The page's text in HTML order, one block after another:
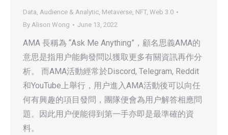
Data, Audience & Analytic, Metaverse, NFT, Web 3.0
By Alison Wong June 13, 2022
AMA 長稱為 “Ask Me Anything”，顧名思義AMA的
意思是指用户能夠發問以獲取更多有關資訊再作分
析。 而AMA活動經常於Discord, Telegram, Reddit
和YouTube上舉行，用户進入AMA活動後可以向任
何有興趣的項目發問，團隊便會為用户解答相應問
題。因此用户便能得到第一手亦即是最準確的資
料。